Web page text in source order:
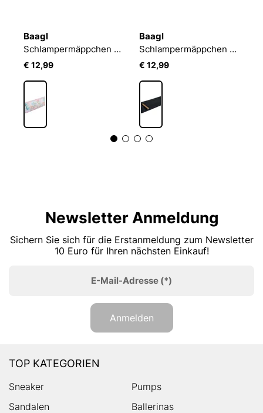
Baagl
Schlampermäppchen Sunset
€ 12,99
Baagl
Schlampermäppchen Darkness
€ 12,99
Newsletter Anmeldung
Sichern Sie sich für die Erstanmeldung zum Newsletter
10 Euro für Ihren nächsten Einkauf!
E-Mail-Adresse (*)
Anmelden
TOP KATEGORIEN
Sneaker
Pumps
Sandalen
Ballerinas